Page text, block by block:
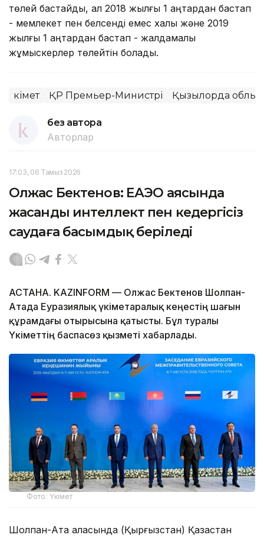
төлей бастайды, ал 2018 жылғы 1 қаңтардан бастап
- мемлекет пен белсенді емес халық және 2019
жылғы 1 қаңтардан бастап - жалдамалы
жұмыскерлер төлейтін болады.
Үкімет ҚР Премьер-Министрі Қызылорда
без автора
Авторлар
17:03, 06 Тамыз 2026
Олжас Бектенов: ЕАЭО аясында
жасанды интеллект пен кедергісіз
саудаға басымдық беріледі
АСТАНА. KAZINFORM — Олжас Бектенов Шолпан-
Атада Еуразиялық үкіметаралық кеңестің шағын
құрамдағы отырысына қатысты. Бұл туралы
Үкіметтің баспасөз қызметі хабарлады.
Фото: Үкімет
Шолпан-Ата қаласында (Қырғызстан) Қазақстан